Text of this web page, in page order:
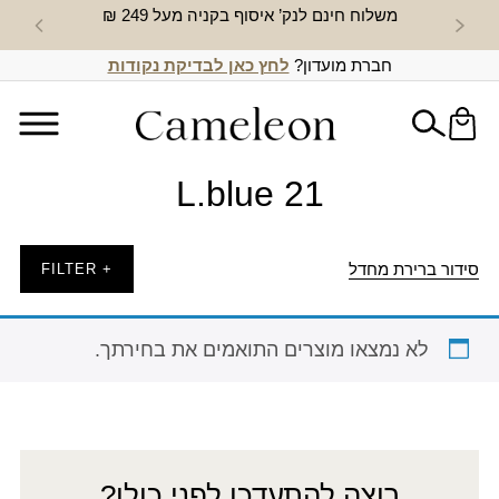
משלוח חינם לנק’ איסוף בקניה מעל 249 ₪ חדש
חברת מועדון? לחץ כאן לבדיקת נקודות
L.blue 21
סידור ברירת מחדל + FILTER
לא נמצאו מוצרים התואמים את בחירתך.